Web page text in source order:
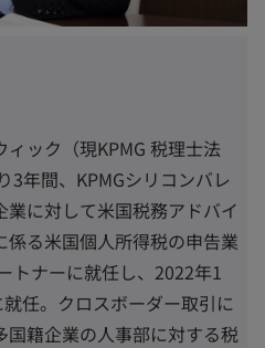
ック（現KPMG 税理士法
3年間、KPMGシリコンバレ
に対して米国税務アドバイ
る米国個人所得税の申告業
トナーに就任し、2022年1
任。クロスボーダー取引に
籍企業の人事部に対する税